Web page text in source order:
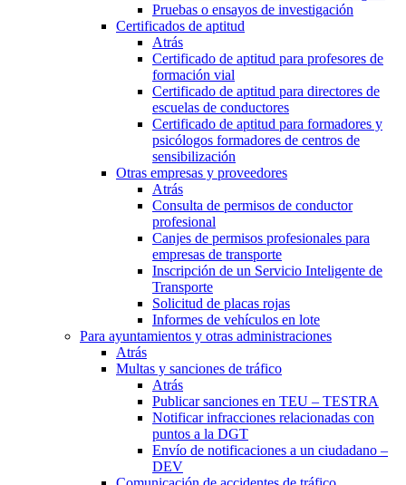
Pruebas o ensayos de investigación
Certificados de aptitud
Atrás
Certificado de aptitud para profesores de
formación vial
Certificado de aptitud para directores de
escuelas de conductores
Certificado de aptitud para formadores y
psicólogos formadores de centros de
sensibilización
Otras empresas y proveedores
Atrás
Consulta de permisos de conductor
profesional
Canjes de permisos profesionales para
empresas de transporte
Inscripción de un Servicio Inteligente de
Transporte
Solicitud de placas rojas
Informes de vehículos en lote
Para ayuntamientos y otras administraciones
Atrás
Multas y sanciones de tráfico
Atrás
Publicar sanciones en TEU – TESTRA
Notificar infracciones relacionadas con
puntos a la DGT
Envío de notificaciones a un ciudadano –
DEV